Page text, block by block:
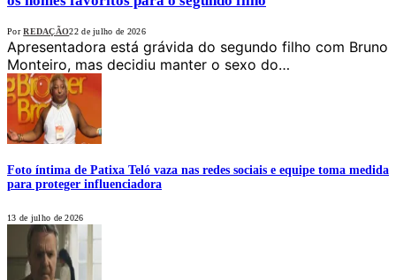
Por REDAÇÃO22 de julho de 2026
Apresentadora está grávida do segundo filho com Bruno
Monteiro, mas decidiu manter o sexo do…
Foto íntima de Patixa Teló vaza nas redes sociais e equipe toma medida
para proteger influenciadora
13 de julho de 2026